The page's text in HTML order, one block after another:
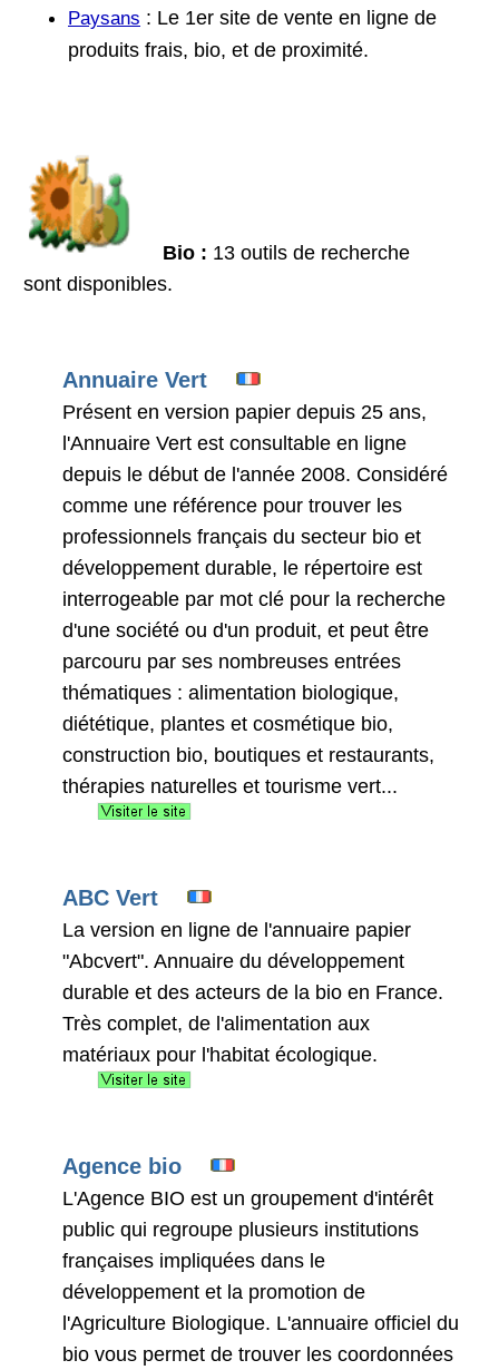
Paysans : Le 1er site de vente en ligne de
produits frais, bio, et de proximité.
Bio : 13 outils de recherche
sont disponibles.
Annuaire Vert
Présent en version papier depuis 25 ans,
l'Annuaire Vert est consultable en ligne
depuis le début de l'année 2008. Considéré
comme une référence pour trouver les
professionnels français du secteur bio et
développement durable, le répertoire est
interrogeable par mot clé pour la recherche
d'une société ou d'un produit, et peut être
parcouru par ses nombreuses entrées
thématiques : alimentation biologique,
diététique, plantes et cosmétique bio,
construction bio, boutiques et restaurants,
thérapies naturelles et tourisme vert...
ABC Vert
La version en ligne de l'annuaire papier
"Abcvert". Annuaire du développement
durable et des acteurs de la bio en France.
Très complet, de l'alimentation aux
matériaux pour l'habitat écologique.
Agence bio
L'Agence BIO est un groupement d'intérêt
public qui regroupe plusieurs institutions
françaises impliquées dans le
développement et la promotion de
l'Agriculture Biologique. L'annuaire officiel du
bio vous permet de trouver les coordonnées